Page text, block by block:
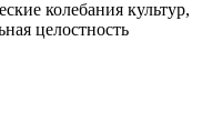
колебания культур,
целостность